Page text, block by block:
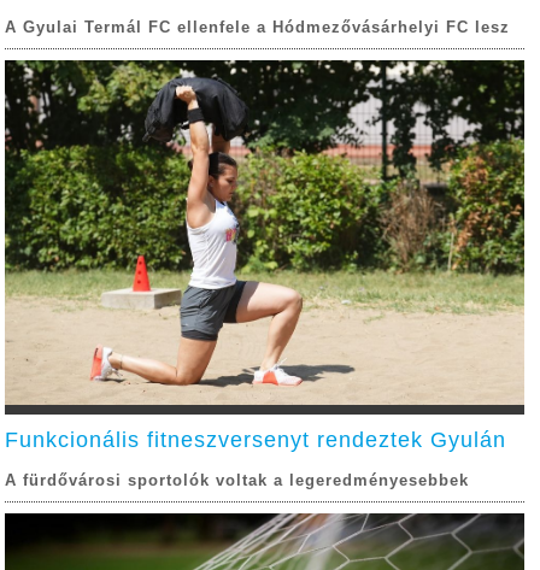
A Gyulai Termál FC ellenfele a Hódmezővásárhelyi FC lesz
Funkcionális fitneszversenyt rendeztek Gyulán
A fürdővárosi sportolók voltak a legeredményesebbek